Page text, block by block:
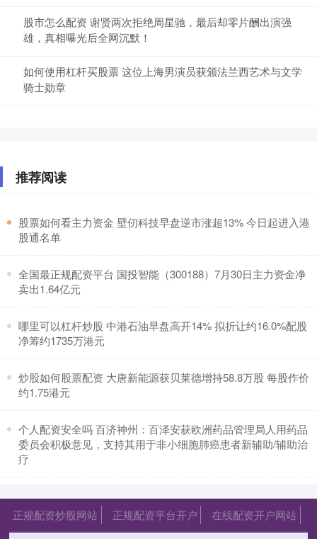
股市怎么配资 谢贤两次拒绝周星驰，最后却零片酬出演强
雄，真相曝光后全网沉默！
如何使用杠杆买股票 这位上海男演员获颁法兰西艺术与文学
骑士勋章
推荐阅读
​股票如何看主力资金 壁仞科技早盘逆市涨超13% 今日起进入港
股通名单
​全国最正规配资平台 国投智能（300188）7月30日主力资金净
卖出1.64亿元
​哪里可以杠杆炒股 中港石油早盘高开14% 拟折让约16.0%配股
净筹约1735万港元
​炒股如何股票配资 大唐新能源获贝莱德增持58.8万股 每股作价
约1.75港元
​个人配资安全吗 百济神州：百泽安获欧洲药品管理局人用药品
委员会积极意见，支持其用于非小细胞肺癌患者新辅助/辅助治
疗
正规配资炒股网站 正规配资平台开户 在线配资开户网站